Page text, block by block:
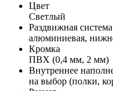
Цвет
Светлый
Раздвижная система
алюминиевая,
Кромка
ПВХ (0,4 мм, 2 мм)
Внутреннее
на выбор (полки,